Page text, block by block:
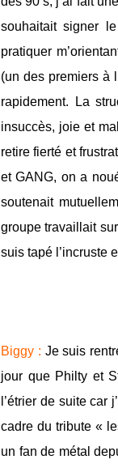
souhaitait signer
pratiquer
(un des premiers à
rapidement. La
insuccès, joie et
retire fierté et
etGANG, on a
soutenait
groupe travaillait
suis tapé l’incruste
Biggy : Je suis
jour que Philty et
l’étrier de suite
cadre du tribute «
un fan de métal